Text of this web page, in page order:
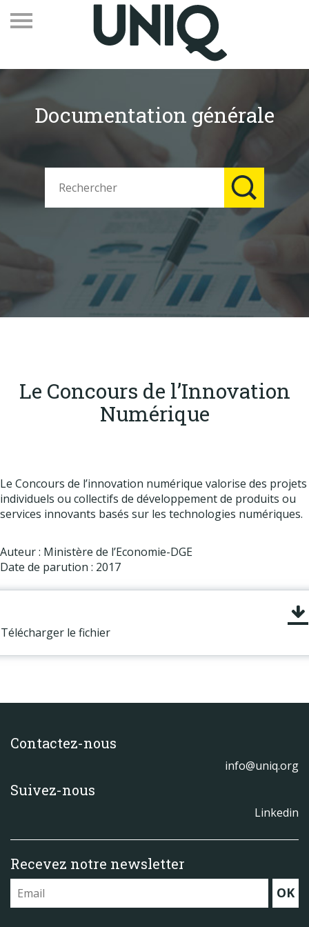
Recevez notre newsletter
Vos contacts
Espace adhérents
EN
Qui sommes-nous
Produits
Publications
Documentation générale
Le Concours de l’Innovation
Numérique
Le Concours de l’innovation numérique valorise des projets
individuels ou collectifs de développement de produits ou
services innovants basés sur les technologies numériques.
Auteur : Ministère de l’Economie-DGE
Date de parution : 2017
Télécharger le fichier
Contactez-nous
info@uniq.org
Suivez-nous
Linkedin
Recevez notre newsletter
OK